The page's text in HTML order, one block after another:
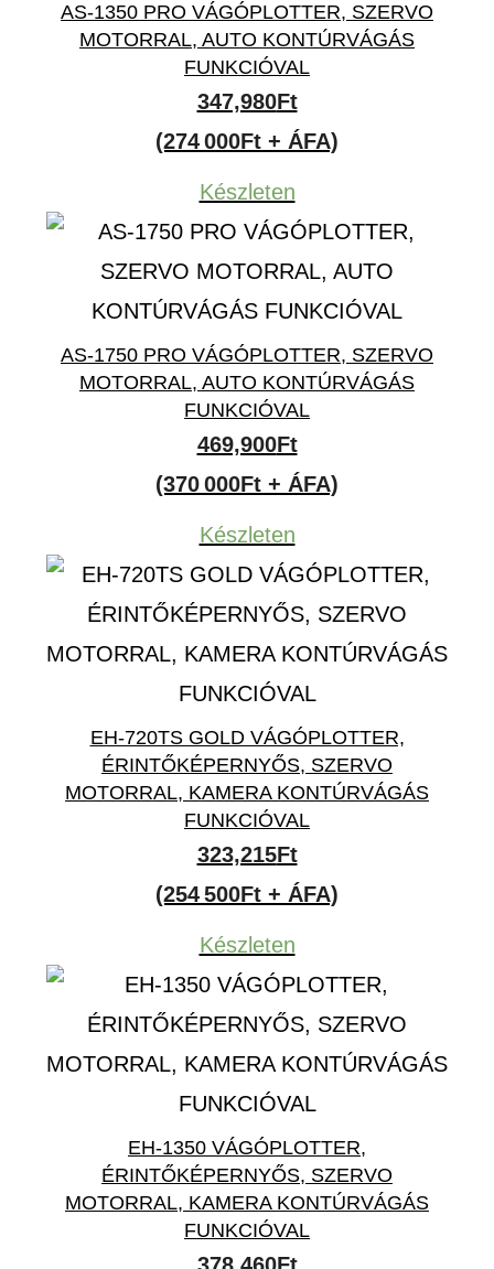
AS-1350 PRO VÁGÓPLOTTER, SZERVO
MOTORRAL, AUTO KONTÚRVÁGÁS
FUNKCIÓVAL
347,980Ft
(274 000Ft + ÁFA)
Készleten
AS-1750 PRO VÁGÓPLOTTER, SZERVO
MOTORRAL, AUTO KONTÚRVÁGÁS
FUNKCIÓVAL
469,900Ft
(370 000Ft + ÁFA)
Készleten
EH-720TS GOLD VÁGÓPLOTTER,
ÉRINTŐKÉPERNYŐS, SZERVO
MOTORRAL, KAMERA KONTÚRVÁGÁS
FUNKCIÓVAL
323,215Ft
(254 500Ft + ÁFA)
Készleten
EH-1350 VÁGÓPLOTTER,
ÉRINTŐKÉPERNYŐS, SZERVO
MOTORRAL, KAMERA KONTÚRVÁGÁS
FUNKCIÓVAL